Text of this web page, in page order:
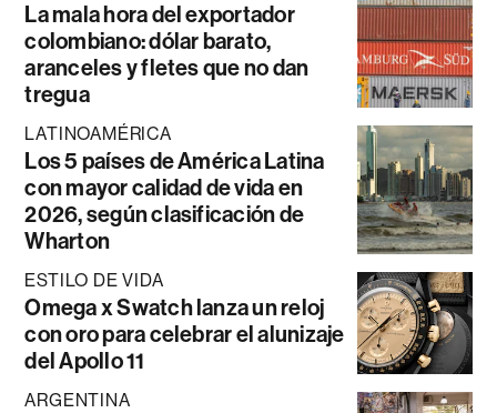
La mala hora del exportador
colombiano: dólar barato,
aranceles y fletes que no dan
tregua
LATINOAMÉRICA
Los 5 países de América Latina
con mayor calidad de vida en
2026, según clasificación de
Wharton
ESTILO DE VIDA
Omega x Swatch lanza un reloj
con oro para celebrar el alunizaje
del Apollo 11
ARGENTINA